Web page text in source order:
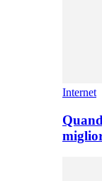
Internet